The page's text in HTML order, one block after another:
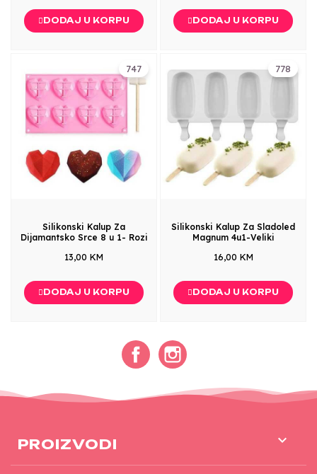
DODAJ U KORPU DODAJ U KORPU
747
Silikonski Kalup Za
Dijamantsko Srce 8 u 1- Rozi
13,00 KM
DODAJ U KORPU
778
Silikonski Kalup Za Sladoled
Magnum 4u1-Veliki
16,00 KM
DODAJ U KORPU
Facebook
PROIZVODI 